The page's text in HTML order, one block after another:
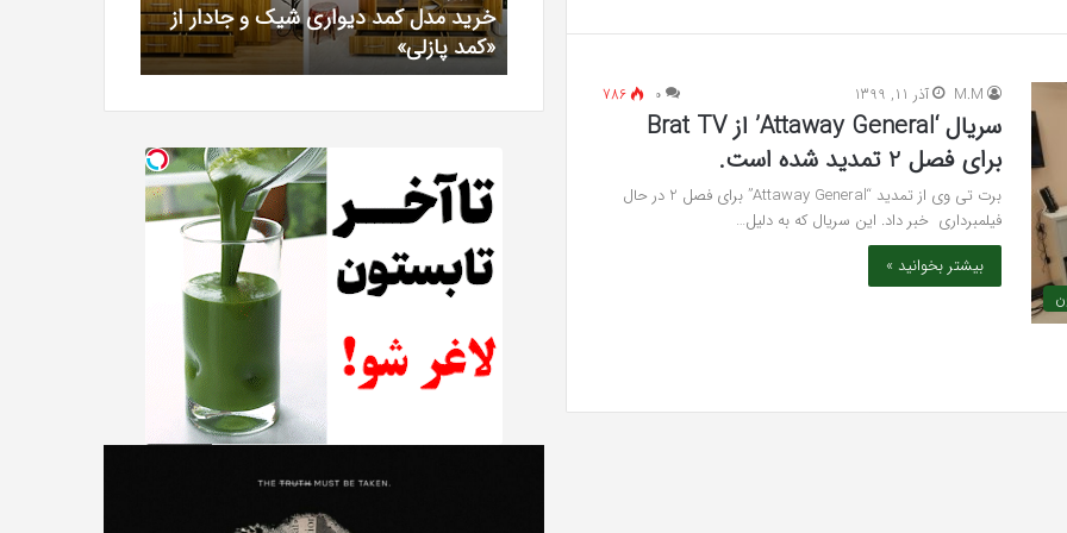
M.M آذر 11, 1399 ۰ 786
سریال ‘Attaway General’ از Brat TV
برای فصل 2 تمدید شده است.
برت تی وی از تمدید “Attaway General” برای فصل 2 در حال
فیلمبرداری خبر داد. این سریال که به دلیل…
بیشتر بخوانید »
«کمد
پازلی»
خرید مدل کمد دیواری شیک و جادار از
«کمد پازلی»
خیرآبادی